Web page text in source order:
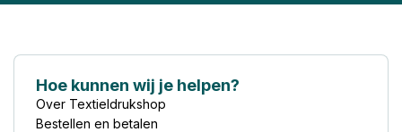
Hoe kunnen wij je helpen?
Over Textieldrukshop
Bestellen en betalen